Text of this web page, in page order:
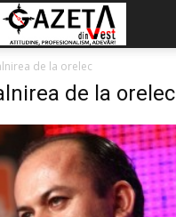
de la orelec
de la orelec